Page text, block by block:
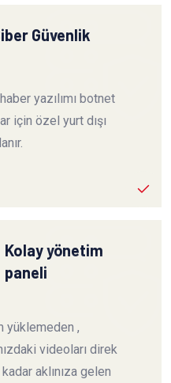
Güvenlik
yazılımı botnet
için özel yurt dışı
Kolay yönetim
paneli
yüklemeden ,
videoları direk
aklınıza gelen